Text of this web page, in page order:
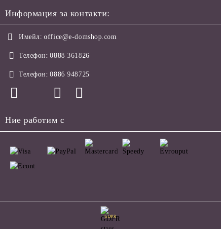
Информация за контакти:
Имейл: office@e-domshop.com
Телефон: 0888 361826
Телефон: 0886 948725
Ние работим с
GDPR